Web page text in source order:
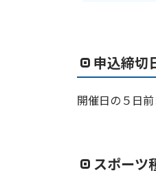
申込締切
開催日の５日
スポーツ